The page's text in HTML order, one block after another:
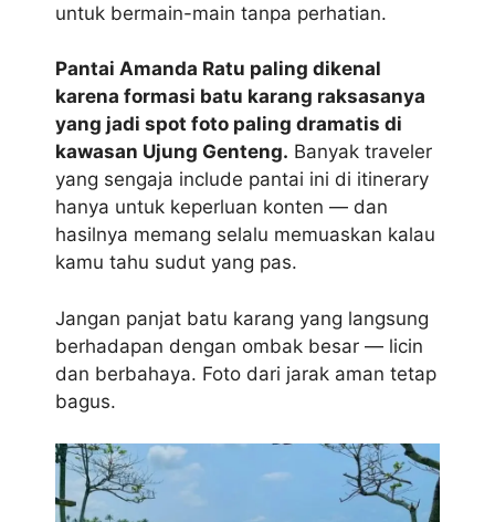
untuk bermain-main tanpa perhatian.
Pantai Amanda Ratu paling dikenal
karena formasi batu karang raksasanya
yang jadi spot foto paling dramatis di
kawasan Ujung Genteng. Banyak traveler
yang sengaja include pantai ini di itinerary
hanya untuk keperluan konten — dan
hasilnya memang selalu memuaskan kalau
kamu tahu sudut yang pas.
Jangan panjat batu karang yang langsung
berhadapan dengan ombak besar — licin
dan berbahaya. Foto dari jarak aman tetap
bagus.